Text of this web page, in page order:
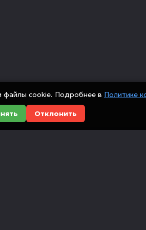
cookie. Подробнее в Политике
Отклонить